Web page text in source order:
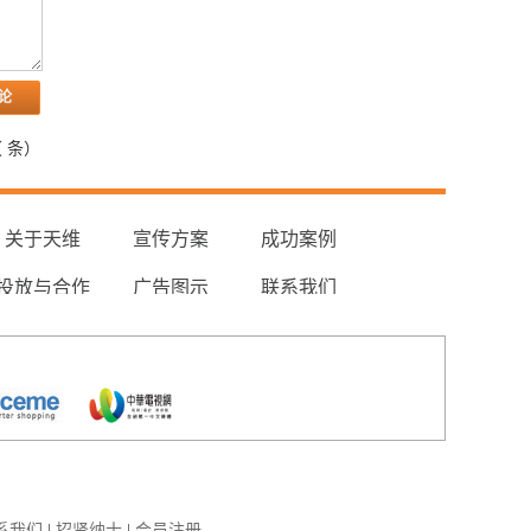
条）
关于天维 宣传方案 成功案例
放与合作 广告图示 联系我们